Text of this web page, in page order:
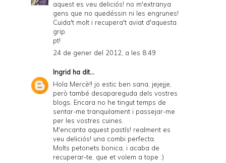
i
e
d
y
a
n
d
P
D
aquest es veu deliciós! no m'extranya
gens que no quedéssin ni les engrunes!
Cuida't molt i recupera't aviat d'aquesta
grip.
pt!
24 de gener del 2012, a les 8:49
Ingrid ha dit...
Hola Mercè!! jo estic ben sana, jejejje,
però també desapareguda dels vostres
blogs. Encara no he tingut temps de
sentar-me tranquilament i passejar-me
per les vostres cuines.
M'encanta aquest pastís! realment es
veu deliciós! una combi perfecta.
Molts petonets bonica, i acaba de
recuperar-te, que et volem a tope :)